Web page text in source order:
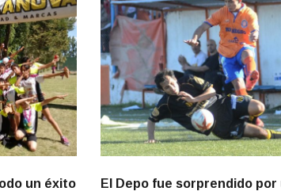
un éxito
El Depo fue sorprendido por